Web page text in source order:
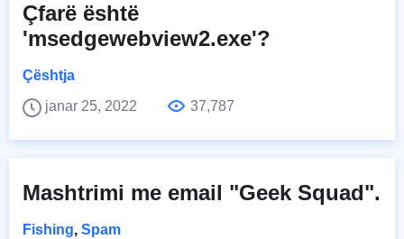
Çfarë është
'msedgewebview2.exe'?
Çështja
janar 25, 2022
37,787
Mashtrimi me email "Geek Squad".
Fishing, Spam